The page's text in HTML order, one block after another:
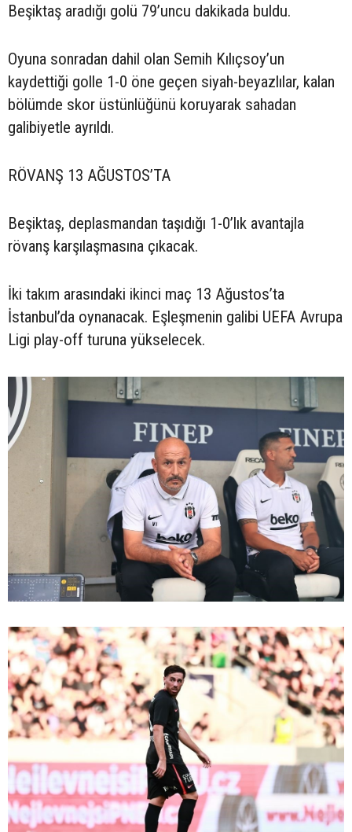
Beşiktaş aradığı golü 79’uncu dakikada buldu.
Oyuna sonradan dahil olan Semih Kılıçsoy’un
kaydettiği golle 1-0 öne geçen siyah-beyazlılar, kalan
bölümde skor üstünlüğünü koruyarak sahadan
galibiyetle ayrıldı.
RÖVANŞ 13 AĞUSTOS’TA
Beşiktaş, deplasmandan taşıdığı 1-0’lık avantajla
rövanş karşılaşmasına çıkacak.
İki takım arasındaki ikinci maç 13 Ağustos’ta
İstanbul’da oynanacak. Eşleşmenin galibi UEFA Avrupa
Ligi play-off turuna yükselecek.